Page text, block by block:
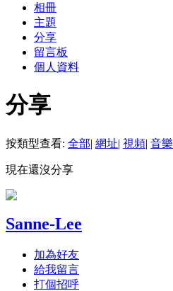
相冊
主題
分享
留言板
個人資料
分享
按類型查看: 全部| 網址| 視頻| 音樂
現在還沒分享
Sanne-Lee
加為好友
給我留言
打個招呼